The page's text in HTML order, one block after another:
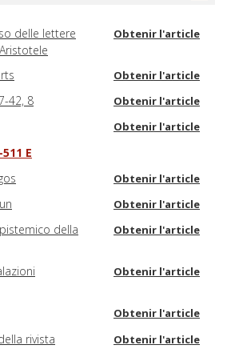
delle lettere
Obtenir l'article
Obtenir l'article
42, 8 Obtenir l'article
Obtenir l'article
E
Obtenir l'article
Obtenir l'article
della
Obtenir l'article
Obtenir l'article
Obtenir l'article
rivista Obtenir l'article